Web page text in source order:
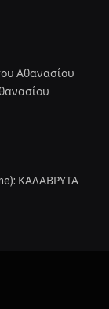
Αθανασίου
ΚΑΛΑΒΡΥΤΑ